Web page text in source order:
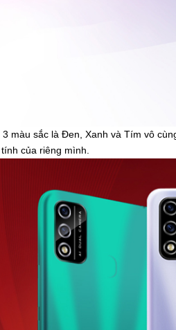
màu sắc là Đen, Xanh và Tím vô
của riêng mình.